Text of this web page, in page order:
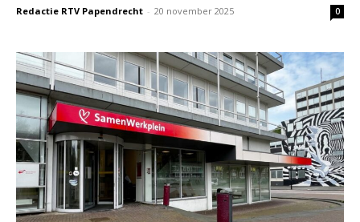
Redactie RTV Papendrecht - 20 november 2025 0